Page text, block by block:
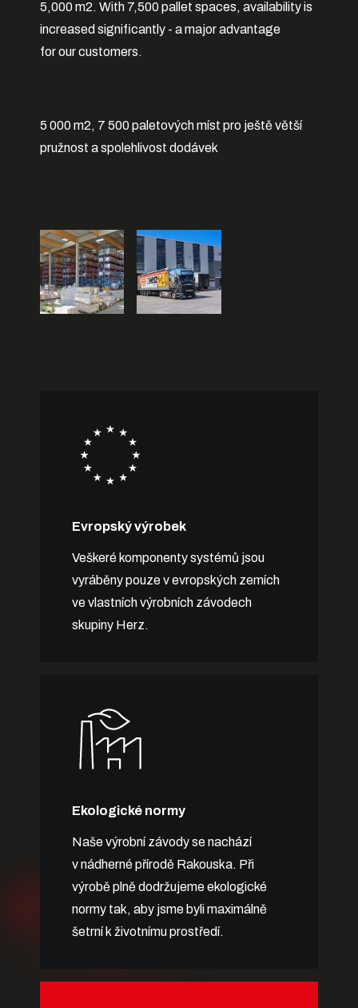
5,000 m2. With 7,500 pallet spaces, availability is
increased significantly - a major advantage
for our customers.
5 000 m2, 7 500 paletových míst pro ještě větší
pružnost a spolehlivost dodávek
Evropský výrobek
Veškeré komponenty systémů jsou
vyráběny pouze v evropských zemích
ve vlastních výrobních závodech
skupiny Herz.
Ekologické normy
Naše výrobní závody se nachází
v nádherné přírodě Rakouska. Při
výrobě plně dodržujeme ekologické
normy tak, aby jsme byli maximálně
šetrní k životnímu prostředí.